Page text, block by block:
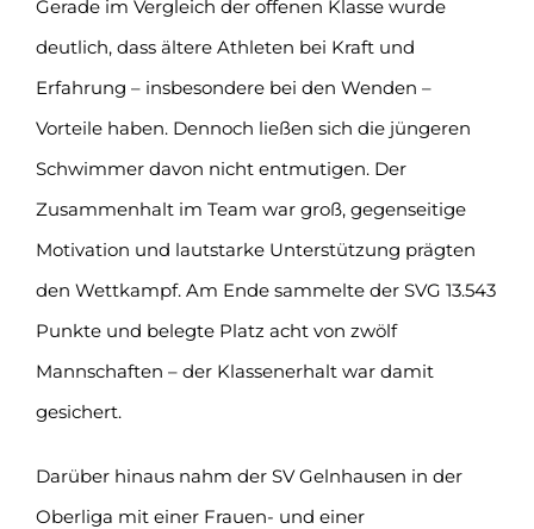
Gerade im Vergleich der offenen Klasse wurde
deutlich, dass ältere Athleten bei Kraft und
Erfahrung – insbesondere bei den Wenden –
Vorteile haben. Dennoch ließen sich die jüngeren
Schwimmer davon nicht entmutigen. Der
Zusammenhalt im Team war groß, gegenseitige
Motivation und lautstarke Unterstützung prägten
den Wettkampf. Am Ende sammelte der SVG 13.543
Punkte und belegte Platz acht von zwölf
Mannschaften – der Klassenerhalt war damit
gesichert.
Darüber hinaus nahm der SV Gelnhausen in der
Oberliga mit einer Frauen- und einer